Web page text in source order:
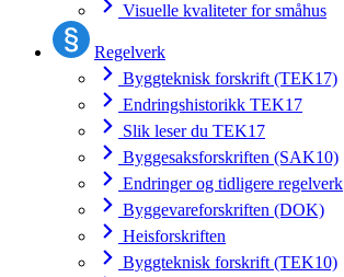
Visuelle kvaliteter for småhus
Regelverk
Byggteknisk forskrift (TEK17)
Endringshistorikk TEK17
Slik leser du TEK17
Byggesaksforskriften (SAK10)
Endringer og tidligere regelverk
Byggevareforskriften (DOK)
Heisforskriften
Byggteknisk forskrift (TEK10)